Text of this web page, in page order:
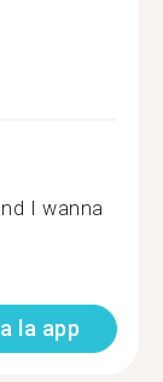
I wanna
la app